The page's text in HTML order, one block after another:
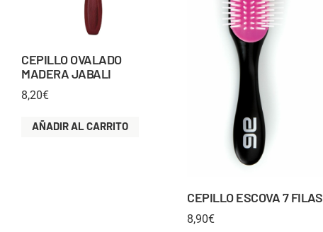
CEPILLO OVALADO
MADERA JABALI
8,20€
AÑADIR AL CARRITO
CEPILLO ESCOVA 7 FILAS
8,90€